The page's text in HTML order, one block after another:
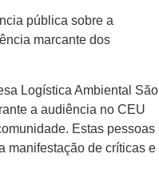
pública sobre a
marcante dos
Logística Ambiental São
a audiência no CEU
Estas pessoas
manifestação de críticas e